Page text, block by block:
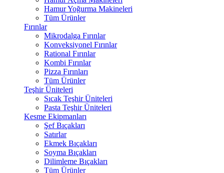
Hamur Yoğurma Makineleri
Tüm Ürünler
Fırınlar
Mikrodalga Fırınlar
Konveksiyonel Fırınlar
Rational Fırınlar
Kombi Fırınlar
Pizza Fırınları
Tüm Ürünler
Teşhir Üniteleri
Sıcak Teşhir Üniteleri
Pasta Teşhir Üniteleri
Kesme Ekipmanları
Şef Bıçakları
Satırlar
Ekmek Bıçakları
Soyma Bıçakları
Dilimleme Bıçakları
Tüm Ürünler